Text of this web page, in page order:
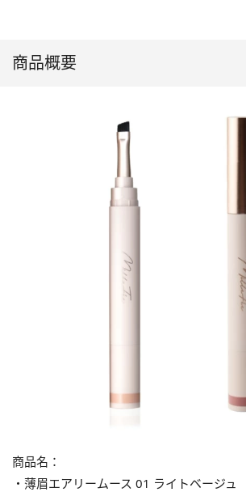
商品概要
商品名：
・薄眉エアリームース 01 ライトベージュ